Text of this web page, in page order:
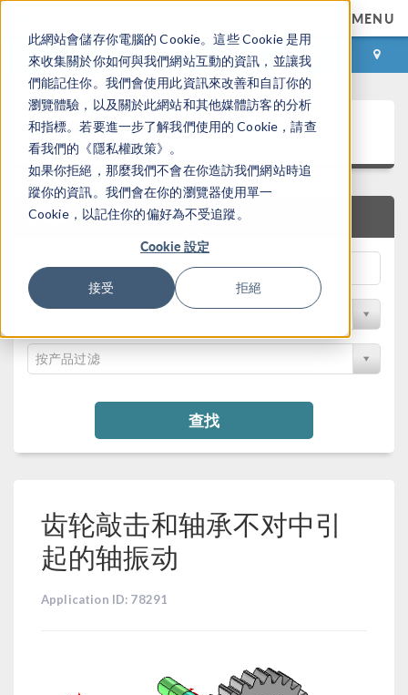
此網站會儲存你電腦的 Cookie。這些 Cookie 是用
來收集關於你如何與我們網站互動的資訊，並讓我
們能記住你。我們會使用此資訊來改善和自訂你的
瀏覽體驗，以及關於此網站和其他媒體訪客的分析
和指標。若要進一步了解我們使用的 Cookie，請查
看我們的《隱私權政策》。
如果你拒絕，那麼我們不會在你造訪我們網站時追
蹤你的資訊。我們會在你的瀏覽器使用單一
Cookie，以記住你的偏好為不受追蹤。
Cookie 設定
接受 拒絕
MENU
登录 咨询与购买
案例下载
快速搜索
按学科过滤
按产品过滤
查找
齿轮敲击和轴承不对中引
起的轴振动
Application ID: 78291